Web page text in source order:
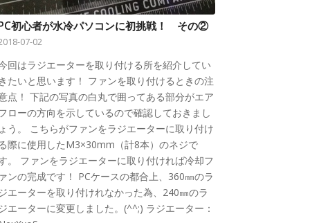
初心者が水冷パソコンに初挑戦！ その②
07-02
回はラジエーターを取り付ける所を紹介してい
きたいと思います！ ファンを取り付けるときの注
点！ 下記の写真の白丸で囲ってある部分がエア
ローの方向を示しているので確認しておきまし
ょう。 こちらがファンをラジエーターに取り付け
る際に使用したM3×30mm（計8本）のネジで
。 ファンをラジエーターに取り付ければ冷却フ
ァンの完成です！ PCケースの都合上、360㎜のラ
エーターを取り付けれなかった為、240㎜のラ
エーターに変更しました。(^^;) ラジエーター：